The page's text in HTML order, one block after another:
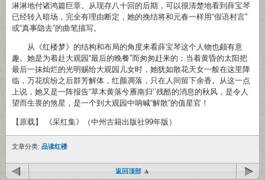
淋淋地付诸鸿篇巨章。从现存八十回的后期，可以很清楚地看到薛宝琴
已经转入暗场，完全有理由断定，她的挽结将和元春一样用“假语村言”
或“真事隐去”的曲笔描写。
从《红楼梦》的结构和布局的角度来看薛宝琴这个人物也颇有意
趣。她是为着赴大观园“最后的晚餐”而匆匆赶来的；当着黄昏的太阳把
最后一抹灿烂的光明赐给大观园儿女时，她犹如散花天女一般在这里降
临，万花缤纷之后群芳解体，红颜凋落，只在人间留下余香。从这一点
上说，她又是一阵报告“草木黄落兮雁南归’’残酷的消息的秋风，是令人
望而生畏的煞星，是一个到大观园中呐喊“解散”的值星官！
【原载】 《采红集》（中州古籍出版社99年版）
文章分类: 品读红楼
返回顶部